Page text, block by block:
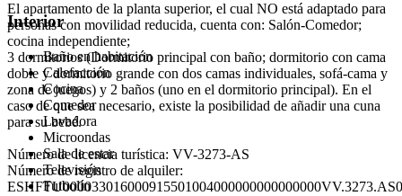
El apartamento de la planta superior, el cual NO está adaptado para
personas con movilidad reducida, cuenta con: Salón-Comedor;
cocina independiente;
3 dormitorios (Dormitorio principal con baño; dormitorio con cama
doble y dormitorio grande con dos camas individuales, sofá-cama y
zona de juegos) y 2 baños (uno en el dormitorio principal). En el
caso de que sea necesario, existe la posibilidad de añadir una cuna
para su bebé.
Número de licencia turística: VV-3273-AS
Número de registro de alquiler:
ESHFTU000033016000915501004000000000000000VV.3273.AS0
Interior
Baño en habitación
Calefacción
Cocina
Comedor
Lavadora
Microondas
Sala de estar
Televisión
Futbolín